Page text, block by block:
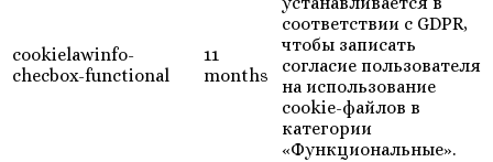
cookielawinfo-
checbox-functional
11
months
соответствии с GDPR,
чтобы записать
согласие пользователя
на использование
cookie-файлов в
категории
«Функциональные».